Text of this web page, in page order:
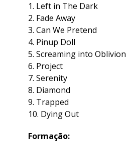
1. Left in The Dark
2. Fade Away
3. Can We Pretend
4. Pinup Doll
5. Screaming into Oblivion
6. Project
7. Serenity
8. Diamond
9. Trapped
10. Dying Out
Formação: